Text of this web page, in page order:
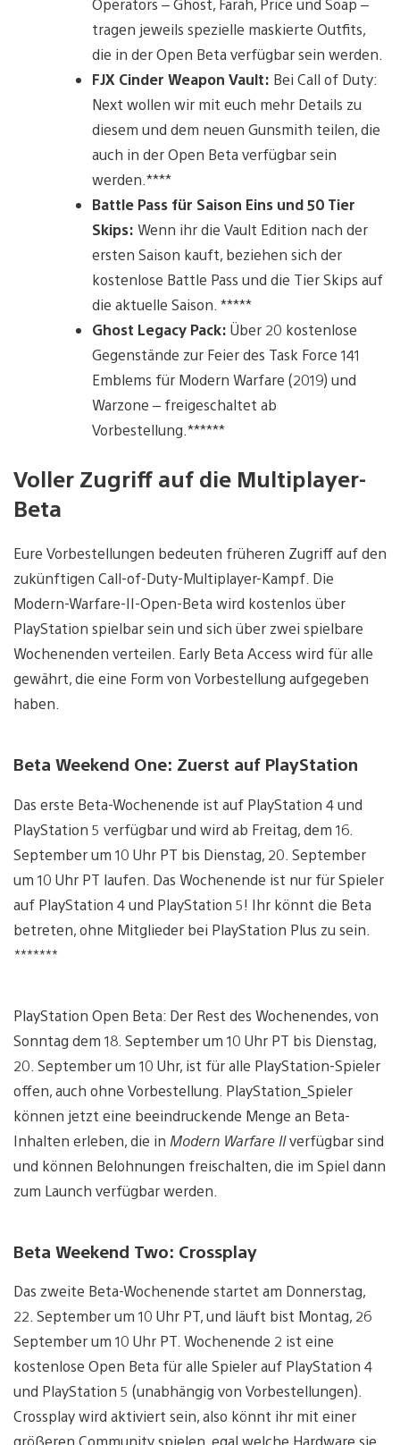
Operators – Ghost, Farah, Price und Soap –
tragen jeweils spezielle maskierte Outfits,
die in der Open Beta verfügbar sein werden.
FJX Cinder Weapon Vault: Bei Call of Duty:
Next wollen wir mit euch mehr Details zu
diesem und dem neuen Gunsmith teilen, die
auch in der Open Beta verfügbar sein
werden.****
Battle Pass für Saison Eins und 50 Tier
Skips: Wenn ihr die Vault Edition nach der
ersten Saison kauft, beziehen sich der
kostenlose Battle Pass und die Tier Skips auf
die aktuelle Saison. *****
Ghost Legacy Pack: Über 20 kostenlose
Gegenstände zur Feier des Task Force 141
Emblems für Modern Warfare (2019) und
Warzone – freigeschaltet ab
Vorbestellung.******
Voller Zugriff auf die Multiplayer-
Beta
Eure Vorbestellungen bedeuten früheren Zugriff auf den
zukünftigen Call-of-Duty-Multiplayer-Kampf. Die
Modern-Warfare-II-Open-Beta wird kostenlos über
PlayStation spielbar sein und sich über zwei spielbare
Wochenenden verteilen. Early Beta Access wird für alle
gewährt, die eine Form von Vorbestellung aufgegeben
haben.
Beta Weekend One: Zuerst auf PlayStation
Das erste Beta-Wochenende ist auf PlayStation 4 und
PlayStation 5 verfügbar und wird ab Freitag, dem 16.
September um 10 Uhr PT bis Dienstag, 20. September
um 10 Uhr PT laufen. Das Wochenende ist nur für Spieler
auf PlayStation 4 und PlayStation 5! Ihr könnt die Beta
betreten, ohne Mitglieder bei PlayStation Plus zu sein.
*******
PlayStation Open Beta: Der Rest des Wochenendes, von
Sonntag dem 18. September um 10 Uhr PT bis Dienstag,
20. September um 10 Uhr, ist für alle PlayStation-Spieler
offen, auch ohne Vorbestellung. PlayStation_Spieler
können jetzt eine beeindruckende Menge an Beta-
Inhalten erleben, die in Modern Warfare IIverfügbar sind
und können Belohnungen freischalten, die im Spiel dann
zum Launch verfügbar werden.
Beta Weekend Two: Crossplay
Das zweite Beta-Wochenende startet am Donnerstag,
22. September um 10 Uhr PT, und läuft bist Montag, 26
September um 10 Uhr PT. Wochenende 2 ist eine
kostenlose Open Beta für alle Spieler auf PlayStation 4
und PlayStation 5 (unabhängig von Vorbestellungen).
Crossplay wird aktiviert sein, also könnt ihr mit einer